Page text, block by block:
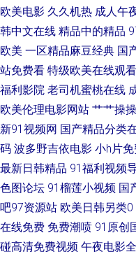
片 麻豆国产一二三区 欧美另类
国不卡 香蕉视频ap 在线黄色
清自拍一区 黑丝91免费视频 精
航 人人操B人人乐 日韩破解无
超碰97A片 大香蕉在线久久 国
屄 欧美H片在线观看 日韩肏屄
超碰 99青草在线视频 超碰97
欧美电影 久久机热 成人午
韩中文在线 精品中的精品
欧美 一区精品麻豆经典 国
站免费看 特级欧美在线观看
福利影院 老司机蜜桃在线
欧美伦理电影网站 艹艹操操
新91视频网 国产精品分类
码 波多野吉依电影 小h片
最新日韩精品 91福利视频
色图论坛 91榴莲小视频 国
吧97资源站 欧美日韩另类0
在线免费 免费潮喷 91原创
碰高清免费视频 午夜电影